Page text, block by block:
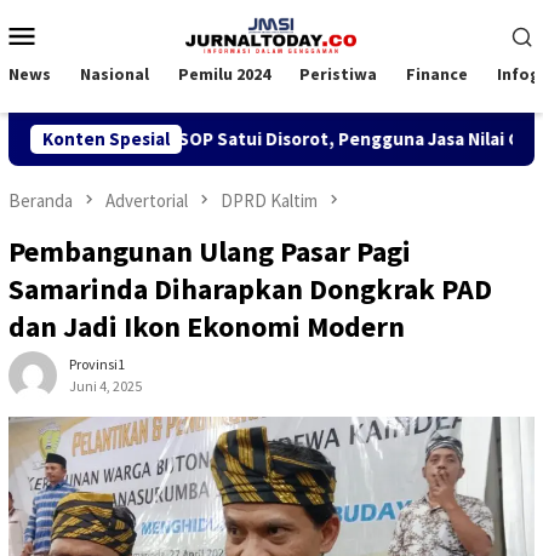
ke
Mobile
News Nasional Pemilu 2024 Peristiwa Finance
Konten Spesial
TKBM di KSOP Satui Disorot, Pengguna Jasa Nilai Ganggu
Beranda Advertorial DPRD Kaltim
Pembangunan Ulang Pasar Pagi
Samarinda Diharapkan Dongkrak PAD
dan Jadi Ikon Ekonomi Modern
Provinsi1
Juni 4, 2025